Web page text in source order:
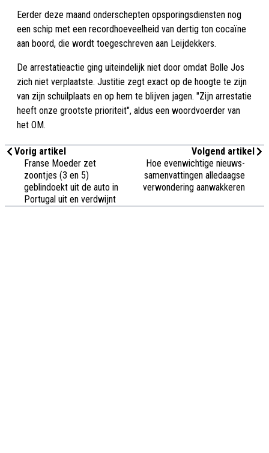
Eerder deze maand onderschepten opsporingsdiensten nog
een schip met een recordhoeveelheid van dertig ton cocaïne
aan boord, die wordt toegeschreven aan Leijdekkers.
De arrestatieactie ging uiteindelijk niet door omdat Bolle Jos
zich niet verplaatste. Justitie zegt exact op de hoogte te zijn
van zijn schuilplaats en op hem te blijven jagen. "Zijn arrestatie
heeft onze grootste prioriteit", aldus een woordvoerder van
het OM.
Vorig artikel
Franse Moeder zet
zoontjes (3 en 5)
geblindoekt uit de auto in
Portugal uit en verdwijnt
Volgend artikel
Hoe evenwichtige nieuws-
samenvattingen alledaagse
verwondering aanwakkeren